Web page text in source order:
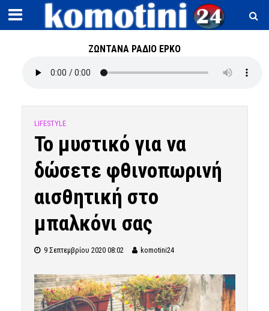
ΖΩΝΤΑΝΑ ΡΑΔΙΟ ΕΡΚΟ
LIFESTYLE
Το μυστικό για να
δώσετε φθινοπωρινή
αισθητική στο
μπαλκόνι σας
9 Σεπτεμβρίου 2020 08:02 komotini24